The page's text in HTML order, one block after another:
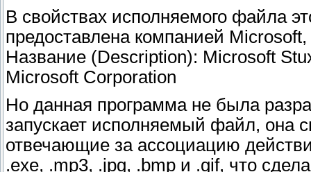
В свойствах исполняемого файла
предоставлена компанией
Название (Description): Microsoft
Microsoft Corporation
Но данная программа не была
запускает исполняемый файл, она
отвечающие за ассоциацию
.exe, .mp3, .jpg, .bmp и .gif, что